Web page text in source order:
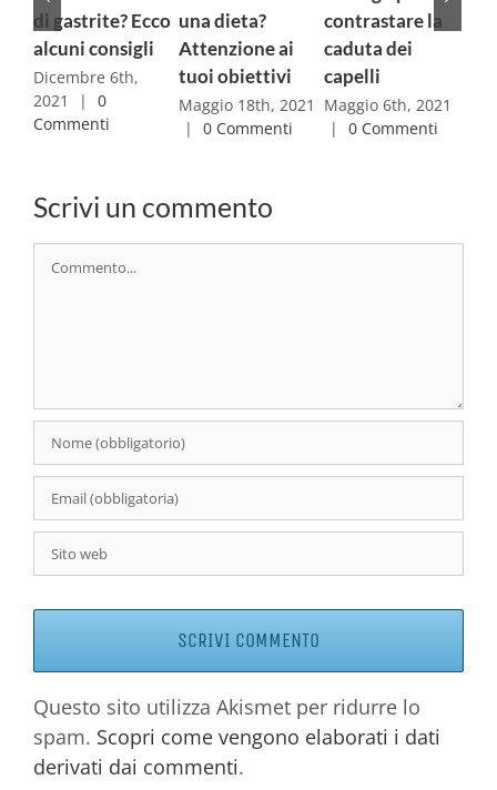
una dieta?
Attenzione ai
tuoi obiettivi
Maggio 18th, 2021
| 0 Commenti
contrastare la
caduta dei
capelli
Maggio 6th, 2021
|
0 Commenti
microbiota-
intestino-
cervello ed
attività fisica
Aprile 29th, 2021
Questo sito utilizza Akismet per ridurre lo
spam.Scopri come vengono elaborati i dati